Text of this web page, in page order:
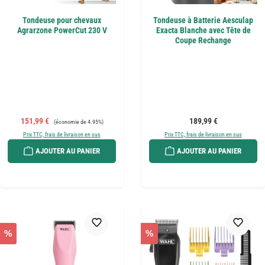
Tondeuse pour chevaux
Agrarzone PowerCut 230 V
Prix de vente :
151,99 € Prix régulier :
(économie de 4.95%)
Prix TTC, frais de livraison en sus
AJOUTER AU PANIER
Tondeuse à Batterie Aesculap
Exacta Blanche avec Tête de
Coupe Rechange
Prix régulier :
189,99 €
Prix TTC, frais de livraison en sus
AJOUTER AU PANIER
% %